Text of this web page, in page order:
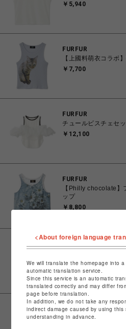
￥5,940
FURFUR
【上國料萌衣コラボ
￥7,700
FURFUR
チュールビスチェセ
￥12,100
FURFUR
【Philly chocolate】
ップ
￥8,800
￥17,600
FURFUR
ガーターデザインタン
<About foreign language
We will translate the homepage into
automatic translation service.
Since this service is an automatic
translated correctly and may differ
page before translation.
In addition, we do not take any
indirect damage caused by using
understanding in advance.